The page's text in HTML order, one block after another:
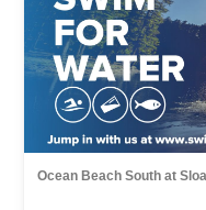
Ocean Beach South at